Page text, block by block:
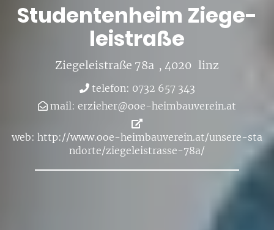
Stu­den­ten­heim Zie­ge­
leistra­ße
Zie­ge­leistra­ße 78a , 4020 linz
te­le­fon: 0732 657 343
mail: er­zie­her@​ooe-​hei​mbau​vere​in.​at
web: http://​www.​ooe-​hei​mbau​vere​in.​at/​unsere-​sta​
ndor​te/​zie​gele​istr​asse-​78a/